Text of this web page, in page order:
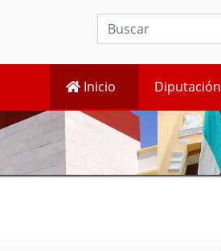
Inicio Diputación